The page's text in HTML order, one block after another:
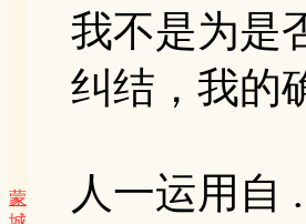
蒙
我不是为是
纠结，我
人一运用自